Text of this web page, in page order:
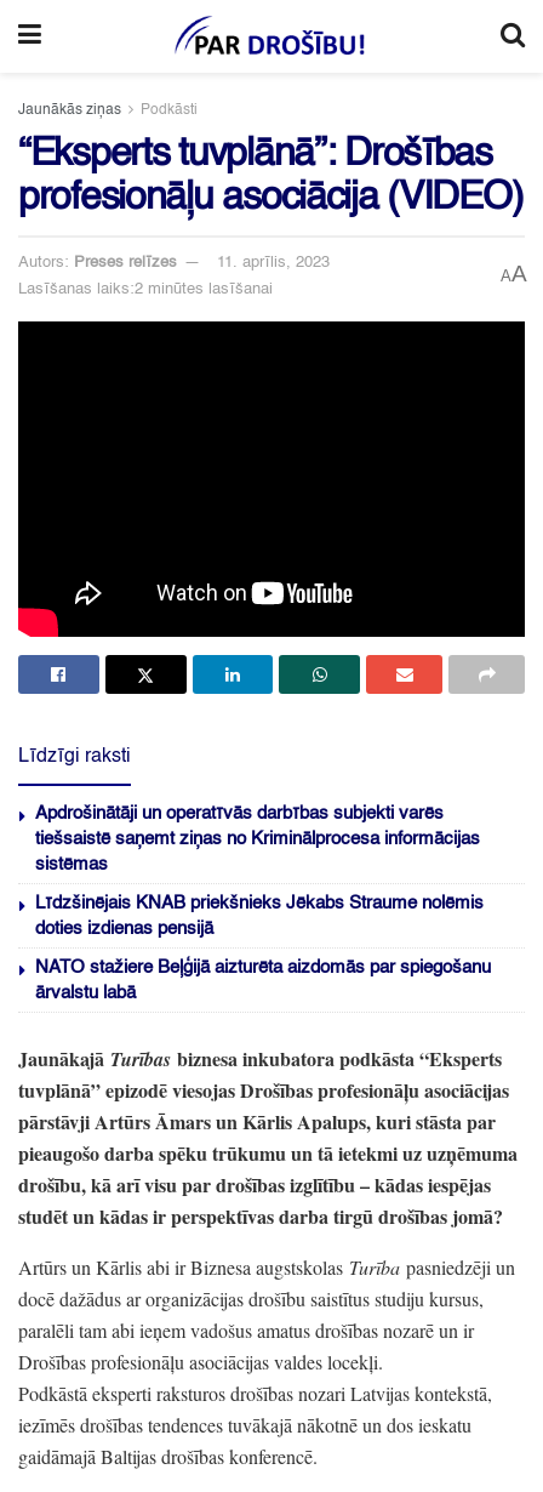
Jaunākās ziņas Podkāsti
“Eksperts tuvplānā”: Drošības
profesionāļu asociācija (VIDEO)
Autors: Preses relīzes
11. aprīlis, 2023
Lasīšanas laiks:2 minūtes lasīšanai
AA
Līdzīgi raksti
Apdrošinātāji un operatīvās darbības subjekti varēs
tiešsaistē saņemt ziņas no Kriminālprocesa informācijas
sistēmas
Līdzšinējais KNAB priekšnieks Jēkabs Straume nolēmis
doties izdienas pensijā
NATO stažiere Beļģijā aizturēta aizdomās par spiegošanu
ārvalstu labā
Jaunākajā Turības biznesa inkubatora podkāsta“Eksperts
tuvplānā”epizodē viesojas Drošības profesionāļu asociācijas
pārstāvji Artūrs Āmars un Kārlis Apalups,kuri stāsta par
pieaugošo darba spēku trūkumu un tā ietekmi uz uzņēmuma
drošību,kā arī visu par drošības izglītību– kādas iespējas
studēt un kādas ir perspektīvas darba tirgū drošības jomā?
Artūrs un Kārlis abi ir Biznesa augstskolas Turība pasniedzēji un
docē dažādus ar organizācijas drošību saistītus studiju kursus,
paralēli tam abi ieņem vadošus amatus drošības nozarē un ir
Drošības profesionāļu asociācijas valdes locekļi.
Podkāstā eksperti raksturos drošības nozari Latvijas kontekstā,
iezīmēs drošības tendences tuvākajā nākotnē un dos ieskatu
gaidāmajā Baltijas drošības konferencē.